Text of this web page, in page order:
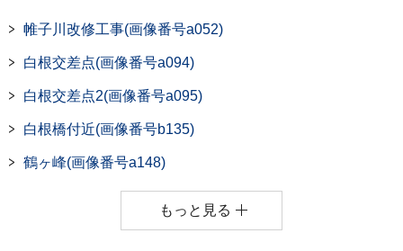
帷子川改修工事(画像番号a052)
白根交差点(画像番号a094)
白根交差点2(画像番号a095)
白根橋付近(画像番号b135)
鶴ヶ峰(画像番号a148)
もっと見る